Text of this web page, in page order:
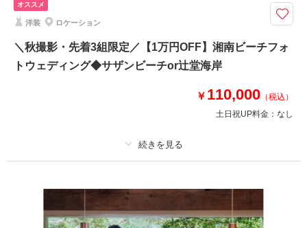
8月までのご予約対象《江ノ島・城ヶ島》追加料金なしでドローン撮影◎ 衣
装やヘアメイク等、必要なものは全て込のオールインパック
●ロケ地： 片瀬江ノ島海岸周辺、城ヶ島など、ご相談ください
●データ＋DVD1枚
●納期:約ひと月程度
その他、撮影代金やロケ地への移動等、全て含まれております
このプランで撮影可能な撮影レポート
撮影場所：片瀬江ノ島海岸（神奈川）
オススメ
洋装 ロケーション
＼秋撮影・先着3組限定／【1万円OFF】湘南ビーチフォ
トウェディング◆サザンビーチor辻堂海岸
￥ 110,000 （税込）
土日祝UP料金： なし
撮影料 新婦衣装1着 新郎衣装1着
着付け ヘアメイク 小物一式